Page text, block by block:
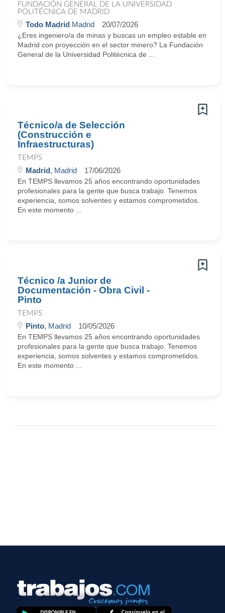
FUNDACIÓN GENERAL DE LA UNIVERSIDAD
POLITÉCNICA DE MADRID
Todo Madrid Madrid 20/07/2026
¿Eres ingeniero/a de minas y buscas un empleo estable en
Madrid con proyección en el sector minero? La Fundación
General de la Universidad Politécnica de ...
Técnico/a de Selección
(Construcción e
Infraestructuras)
TEMPS
Madrid, Madrid 17/06/2026
En TEMPS llevamos 25 años encontrando oportunidades
profesionales para la gente que busca trabajo. Tenemos
experiencia, somos solventes y estamos comprometidos.
En este momento ...
Técnico /a Junior de
Documentación - Obra Civil -
Pinto
TEMPS
Pinto, Madrid 10/05/2026
En TEMPS llevamos 25 años encontrando oportunidades
profesionales para la gente que busca trabajo. Tenemos
experiencia, somos solventes y estamos comprometidos.
En este momento ...